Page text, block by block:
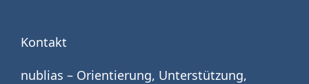
Kontakt
nublias – Orientierung, Unterstützung,